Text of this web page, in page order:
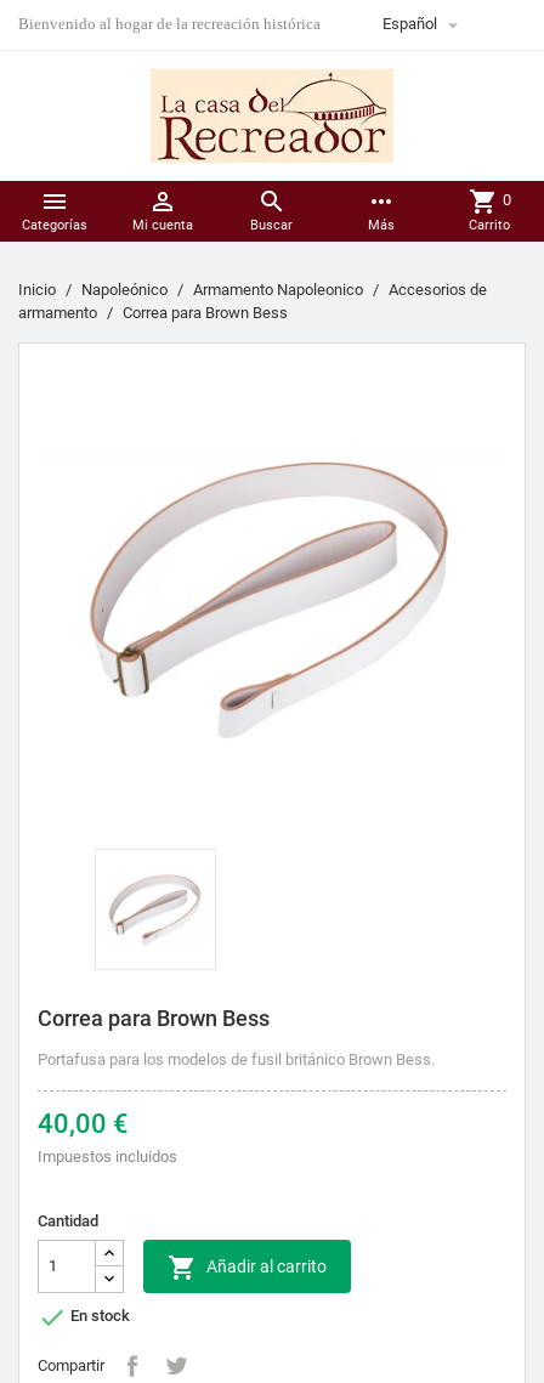
Bienvenido al hogar de la recreación histórica Español 

Categorías

Mi cuenta

Buscar
more_horiz
Más
shopping_cart 0
Carrito
Inicio Napoleónico Armamento Napoleonico
Accesorios de
armamento
Correa para Brown Bess
Correa para Brown Bess
Portafusa para los modelos de fusil británico Brown Bess.
40,00 €
Impuestos incluidos
Cantidad
 Añadir al carrito
 En stock
Compartir